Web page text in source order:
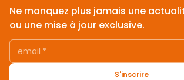
Ne manquez plus jamais une
ou une mise à jour exclusive.
email *
S'inscrire